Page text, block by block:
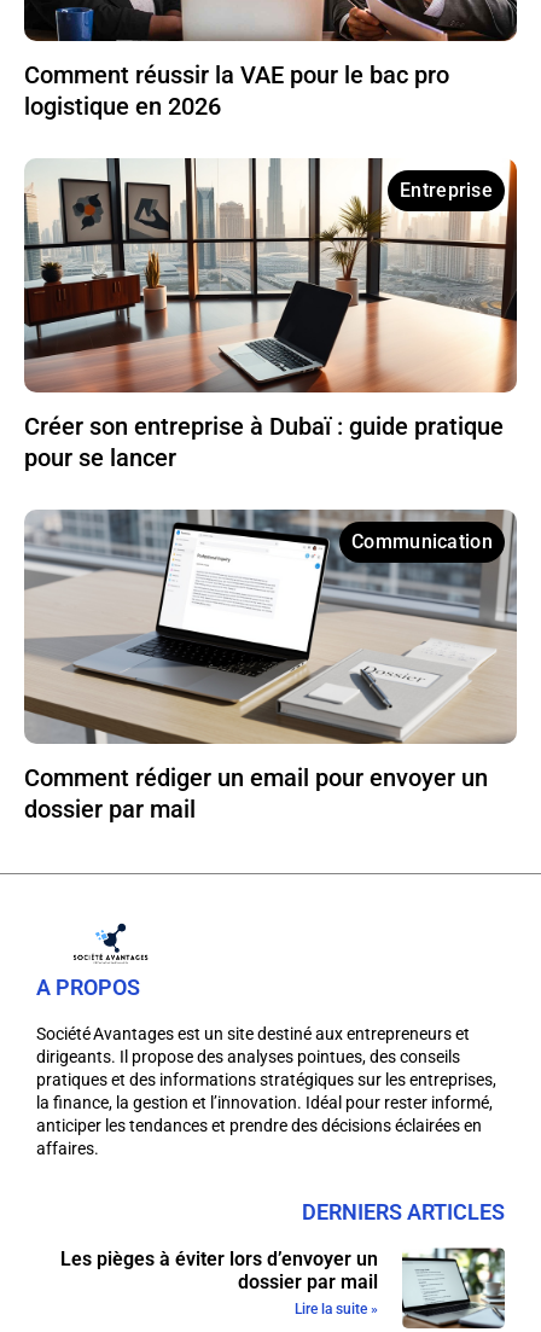
Comment réussir la VAE pour le bac pro
logistique en 2026
Entreprise
Créer son entreprise à Dubaï : guide pratique
pour se lancer
Communication
Comment rédiger un email pour envoyer un
dossier par mail
A PROPOS
Société Avantages est un site destiné aux entrepreneurs et
dirigeants. Il propose des analyses pointues, des conseils
pratiques et des informations stratégiques sur les entreprises,
la finance, la gestion et l’innovation. Idéal pour rester informé,
anticiper les tendances et prendre des décisions éclairées en
affaires.
DERNIERS ARTICLES
Les pièges à éviter lors d’envoyer un
dossier par mail
Lire la suite »